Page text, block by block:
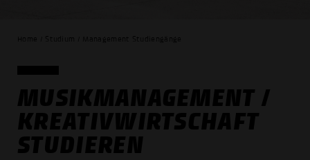
Home / Studium / Management Studiengänge
MUSIKMANAGEMENT /
KREATIVWIRTSCHAFT
STUDIEREN